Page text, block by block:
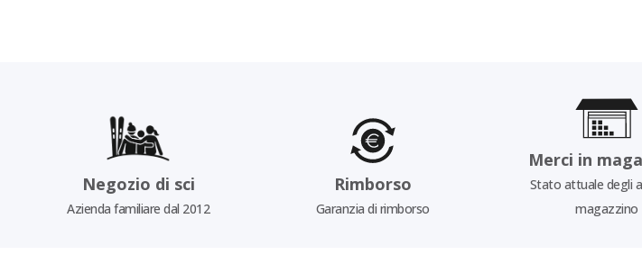
Negozio di sci
Azienda familiare dal 2012
Rimborso
Garanzia di rimborso
Merci in
Stato attuale degli
magazzino